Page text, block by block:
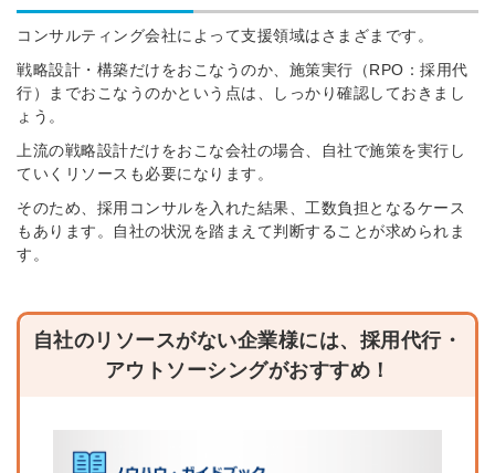
コンサルティング会社によって支援領域はさまざまです。
戦略設計・構築だけをおこなうのか、施策実行（RPO：採用代
行）までおこなうのかという点は、しっかり確認しておきまし
ょう。
上流の戦略設計だけをおこな会社の場合、自社で施策を実行し
ていくリソースも必要になります。
そのため、採用コンサルを入れた結果、工数負担となるケース
もあります。
自社の状況を踏まえて判断することが求められま
す。
自社のリソースがない企業様には、採用代行・
アウトソーシングがおすすめ！